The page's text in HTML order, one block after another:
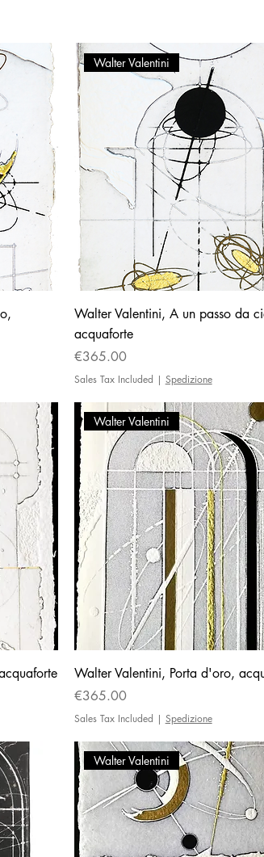
Walter Valentini
Walter Valentini, A un passo da
acquaforte
Price
€365.00
Sales Tax Included | Spedizione
Walter Valentini
Walter Valentini, Porta d'oro,
Price
€365.00
Sales Tax Included | Spedizione
Walter Valentini